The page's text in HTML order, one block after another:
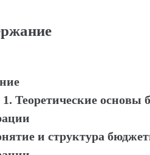
1. Теоретические
и структура